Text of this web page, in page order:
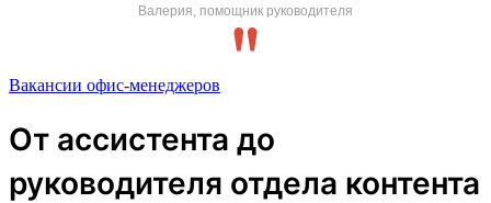
Валерия, помощник руководителя
Вакансии офис-менеджеров
От ассистента до
руководителя отдела контента